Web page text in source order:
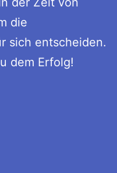
die
sich entscheiden.
dem Erfolg!